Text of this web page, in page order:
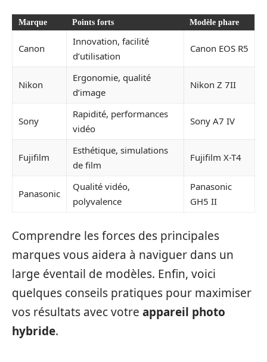
Marque Points forts Modèle phare
Canon
Innovation, facilité
d’utilisation
Canon EOS R5
Nikon
Ergonomie, qualité
d’image
Nikon Z 7II
Sony
Rapidité, performances
vidéo
Sony A7 IV
Fujifilm
Esthétique, simulations
de film
Fujifilm X-T4
Panasonic
Qualité vidéo,
polyvalence
Panasonic
GH5 II
Comprendre les forces des principales
marques vous aidera à naviguer dans un
large éventail de modèles. Enfin, voici
quelques conseils pratiques pour maximiser
vos résultats avec votre appareil photo
hybride.